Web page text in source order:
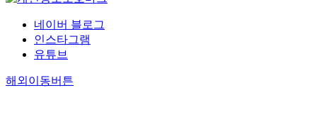
네이버 블로그
인스타그램
유튜브
해외이동버튼